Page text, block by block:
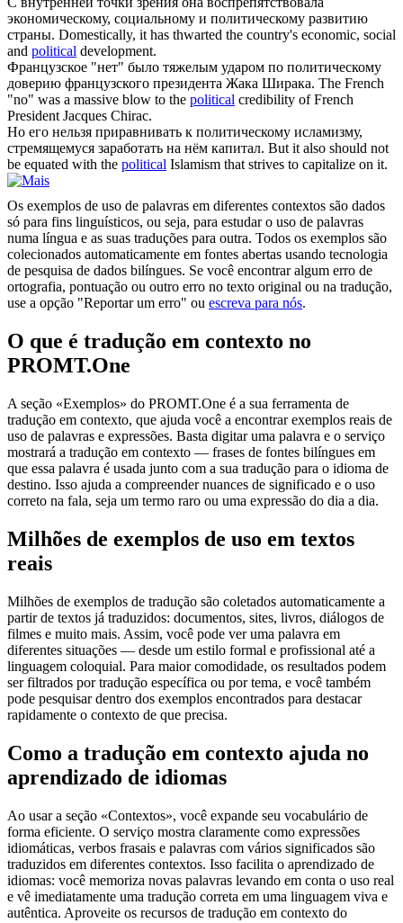
экономическому, социальному и политическому развитию
страны. Domestically, it has thwarted the country's economic, social
and political development.
Французское "нет" было тяжелым ударом по политическому
доверию французского президента Жака Ширака. The French
"no" was a massive blow to the political credibility of French
President Jacques Chirac.
Но его нельзя приравнивать к политическому исламизму,
стремящемуся заработать на нём капитал. But it also should not
be equated with the political Islamism that strives to capitalize on it.
Os exemplos de uso de palavras em diferentes contextos são dados
só para fins linguísticos, ou seja, para estudar o uso de palavras
numa língua e as suas traduções para outra. Todos os exemplos são
colecionados automaticamente em fontes abertas usando tecnologia
de pesquisa de dados bilíngues. Se você encontrar algum erro de
ortografia, pontuação ou outro erro no texto original ou na tradução,
use a opção "Reportar um erro" ou escreva para nós.
O que é tradução em contexto no
PROMT.One
A seção «Exemplos» do PROMT.One é a sua ferramenta de
tradução em contexto, que ajuda você a encontrar exemplos reais de
uso de palavras e expressões. Basta digitar uma palavra e o serviço
mostrará a tradução em contexto — frases de fontes bilíngues em
que essa palavra é usada junto com a sua tradução para o idioma de
destino. Isso ajuda a compreender nuances de significado e o uso
correto na fala, seja um termo raro ou uma expressão do dia a dia.
Milhões de exemplos de uso em textos
reais
Milhões de exemplos de tradução são coletados automaticamente a
partir de textos já traduzidos: documentos, sites, livros, diálogos de
filmes e muito mais. Assim, você pode ver uma palavra em
diferentes situações — desde um estilo formal e profissional até a
linguagem coloquial. Para maior comodidade, os resultados podem
ser filtrados por tradução específica ou por tema, e você também
pode pesquisar dentro dos exemplos encontrados para destacar
rapidamente o contexto de que precisa.
Como a tradução em contexto ajuda no
aprendizado de idiomas
Ao usar a seção «Contextos», você expande seu vocabulário de
forma eficiente. O serviço mostra claramente como expressões
idiomáticas, verbos frasais e palavras com vários significados são
traduzidos em diferentes contextos. Isso facilita o aprendizado de
idiomas: você memoriza novas palavras levando em conta o uso real
e vê imediatamente uma tradução correta em uma linguagem viva e
autêntica. Aproveite os recursos de tradução em contexto do